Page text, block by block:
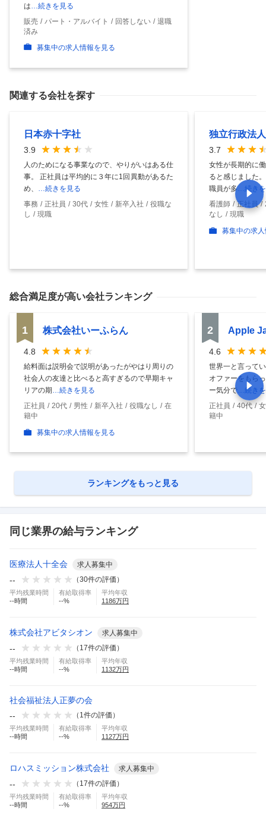
は …続きを見る
販売
パート・アルバイト 回答しない
退職
済み
募集中の求人情報を見る
関連する会社を探す
日本赤十字社
3.9
人のためになる事業なので、やりがいはある仕
事。 正社員は平均的に３年に1回異動があるた
め、 …続きを見る
事務
正社員 30代 女性 新卒入社
役職な
し
現職
独立行政法
3.7
女性が長期的に
ると感じました
職員が多…続き
看護師
正社員
なし
現職
募集中の求
総合満足度が高い会社ランキング
1 株式会社いーふらん
4.8
給料面は説明会で説明があったがやはり周りの
社会人の友達と比べると高すぎるので早期キャ
リアの期…続きを見る
正社員
20代 男性 新卒入社 役職なし
在
籍中
募集中の求人情報を見る
2 Apple
4.6
世界一と言って
オファーをもら
ー気分で…続き
正社員
40代
籍中
ランキングをもっと見る
同じ業界の給与ランキング
医療法人十全会 求人募集中
-- （30件の評価）
平均残業時間
--時間
有給取得率
--%
平均年収
1186万円
株式会社アビタシオン 求人募集中
-- （ 17件の評価）
平均残業時間
--時間
有給取得率
--%
平均年収
1132万円
社会福祉法人正夢の会
--
（ 1件の評価）
平均残業時間
--時間
有給取得率
--%
平均年収
1127万円
ロハスミッション株式会社 求人募集中
-- （ 17件の評価）
平均残業時間
--時間
有給取得率
--%
平均年収
954万円